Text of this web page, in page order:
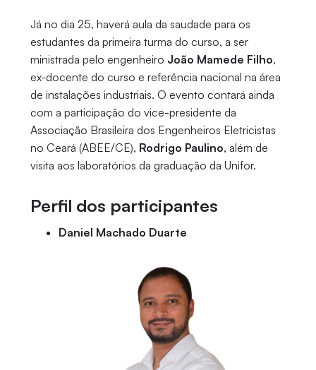
Já no dia 25, haverá aula da saudade para os
estudantes da primeira turma do curso, a ser
ministrada pelo engenheiro João Mamede Filho,
ex-docente do curso e referência nacional na área
de instalações industriais. O evento contará ainda
com a participação do vice-presidente da
Associação Brasileira dos Engenheiros Eletricistas
no Ceará (ABEE/CE), Rodrigo Paulino, além de
visita aos laboratórios da graduação da Unifor.
Perfil dos participantes
Daniel Machado Duarte